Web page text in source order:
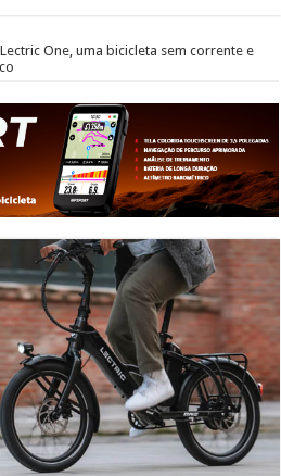
Lectric One, uma bicicleta sem corrente e